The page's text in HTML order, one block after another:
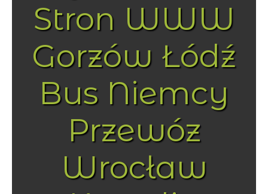
Stron WWW
Gorzów Łódź
Bus Niemcy
Przewóz
Wrocław